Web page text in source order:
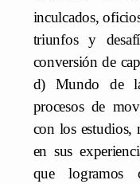
inculcados,
triunfos y
conversión de
d) Mundo de
procesos de
con los estudios,
en sus
que logramos